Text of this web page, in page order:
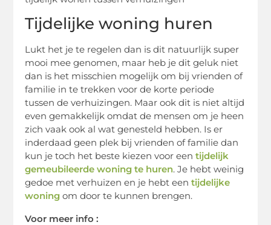
Tijdelijke woning huren
Lukt het je te regelen dan is dit natuurlijk super
mooi mee genomen, maar heb je dit geluk niet
dan is het misschien mogelijk om bij vrienden of
familie in te trekken voor de korte periode
tussen de verhuizingen. Maar ook dit is niet altijd
even gemakkelijk omdat de mensen om je heen
zich vaak ook al wat genesteld hebben. Is er
inderdaad geen plek bij vrienden of familie dan
kun je toch het beste kiezen voor eentijdelijk
gemeubileerde woning te huren. Je hebt weinig
gedoe met verhuizen en je hebt eentijdelijke
woning om door te kunnen brengen.
Voor meer info :